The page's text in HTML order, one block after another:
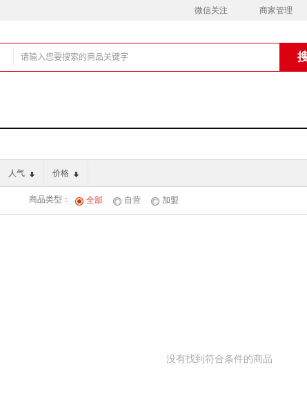
微信关注 商家管理
人气 价格
商品类型： 全部 自营 加盟
没有找到符合条件的商品